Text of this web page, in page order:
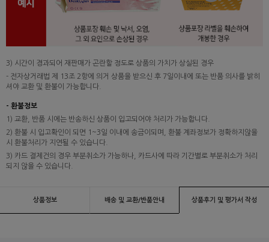
3) 시간이 경과되어 재판매가 곤란할 정도로 상품의 가치가 상실된 경우
- 전자상거래법 제 13조 2항에 의거 상품을 받으신 후 7일이내에 또는 반품 의사를 밝히
셔야 교환 및 환불이 가능합니다.
- 환불정보
1) 교환, 반품 시에는 반송하신 상품이 입고되어야 처리가 가능합니다.
2) 환불 시 입고확인이 되면 1~3일 이내에 송금이되며, 환불 계좌정보가 정확하지않을
시 환불처리가 지연될 수 있습니다.
3) 카드 결제건의 경우 부분취소가 가능하나, 카드사에 따라 기간별로 부분취소가 처리
되지 않을 수 있습니다.
상품정보 배송 및 교환/반품안내 상품후기 및 평가서 작성